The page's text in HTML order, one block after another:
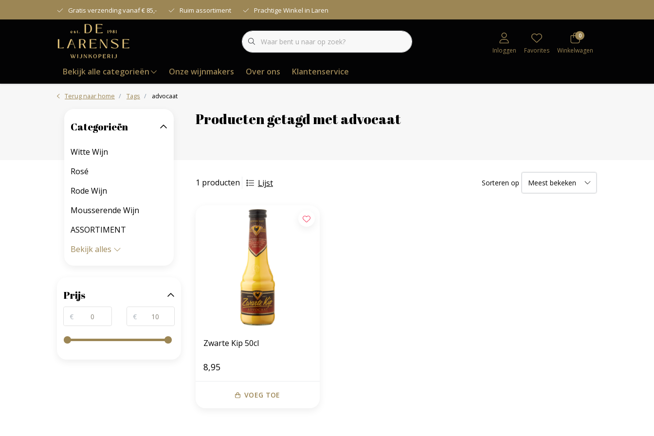
Gratis verzending vanaf € 85,- Ruim assortiment Prachtige Winkel in Laren
Inloggen Favorites
0
Winkelwagen
Bekijk alle categorieën Onze wijnmakers Over ons Klantenservice
Terug naar home Tags advocaat
Producten getagd met advocaat
1 producten Lijst Sorteren op
Zwarte Kip 50cl
8,95
VOEG TOE
Categorieën
Witte Wijn
Rosé
Rode Wijn
Mousserende Wijn
ASSORTIMENT
Bekijk alles
Prijs
€ €